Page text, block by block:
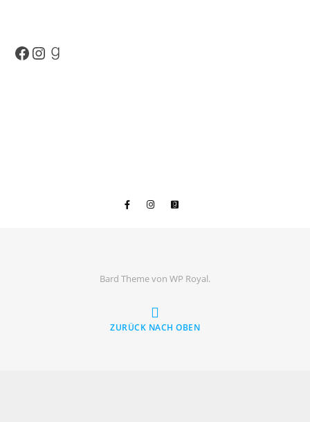
Facebook
Instagram
Goodreads
Bard Theme von WP Royal.
ZURÜCK NACH OBEN